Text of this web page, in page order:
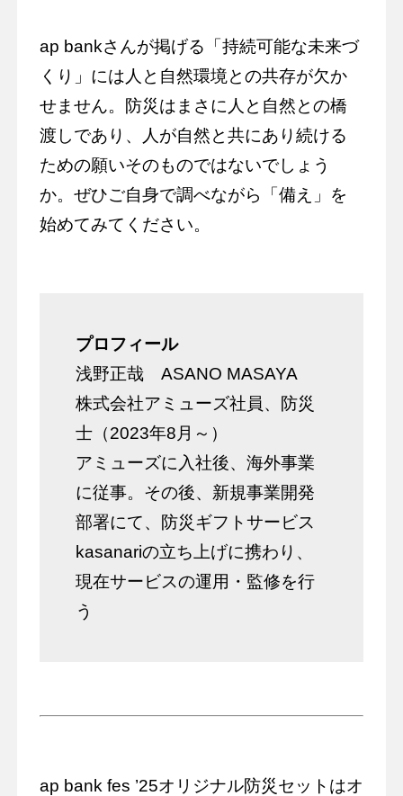
ap bankさんが掲げる「持続可能な未来づ
くり」には人と自然環境との共存が欠か
せません。防災はまさに人と自然との橋
渡しであり、人が自然と共にあり続ける
ための願いそのものではないでしょう
か。ぜひご自身で調べながら「備え」を
始めてみてください。
プロフィール
浅野正哉 ASANO MASAYA
株式会社アミューズ社員、防災
士（2023年8月～）
アミューズに入社後、海外事業
に従事。その後、新規事業開発
部署にて、防災ギフトサービス
kasanariの立ち上げに携わり、
現在サービスの運用・監修を行
う
ap bank fes ’25オリジナル防災セットはオ